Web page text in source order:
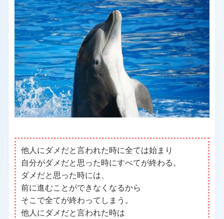
他人にダメだと言われた時に全ては始まり
自分がダメだと思った時にすべてが終わる。
ダメだと思った時には、
前に進むことができなくなるから
そこで全てが終わってしまう。
他人にダメだと言われた時は